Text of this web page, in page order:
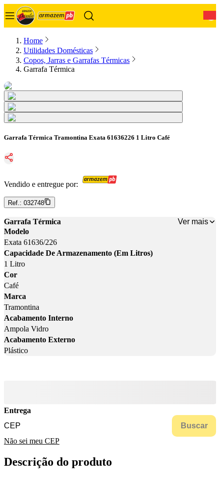
Home
Utilidades Domésticas
Copos, Jarras e Garrafas Térmicas
Garrafa Térmica
Garrafa Térmica Tramontina Exata 61636226 1 Litro Café
Vendido e entregue por:
Ref.: 032748
Garrafa Térmica
Ver mais
Modelo
Exata 61636/226
Capacidade De Armazenamento (Em Litros)
1 Litro
Cor
Café
Marca
Tramontina
Acabamento Interno
Ampola Vidro
Acabamento Externo
Plástico
Entrega
Buscar
Não sei meu CEP
Descrição do produto